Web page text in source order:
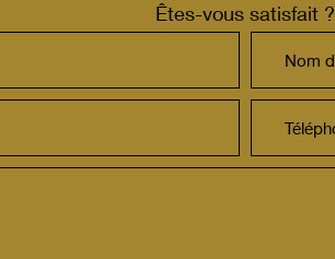
Êtes-vous satisfait ?